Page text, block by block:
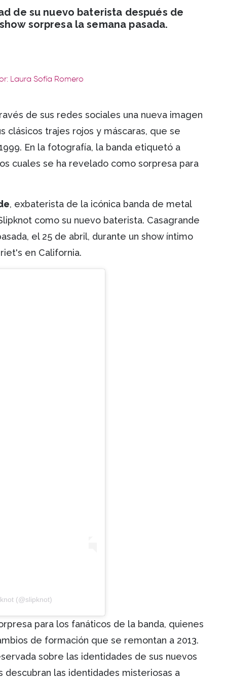
de su nuevo baterista después de
sorpresa la semana pasada.
Laura Sofía Romero
de sus redes sociales una nueva imagen
clásicos trajes rojos y máscaras, que se
En la fotografía, la banda etiquetó a
cuales se ha revelado como sorpresa para
, exbaterista de la icónica banda de metal
como su nuevo baterista. Casagrande
el 25 de abril, durante un show íntimo
en California.
(@slipknot)
para los fanáticos de la banda, quienes
de formación que se remontan a 2013.
sobre las identidades de sus nuevos
las identidades misteriosas a